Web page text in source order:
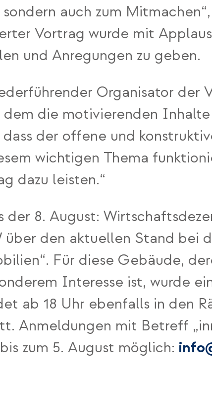
auch zum
Vortrag wurde mit
und Anregungen zu geben.
Organisator der
dem die motivierenden
der offene und
wichtigen Thema
dazu leisten.“
8. August:
den aktuellen Stand bei
Für diese Gebäude,
Interesse ist, wurde
ab 18 Uhr ebenfalls in den
Anmeldungen mit Betreff
zum 5. August möglich: